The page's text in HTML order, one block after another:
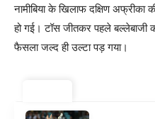
नामीबिया के खिलाफ दक्षिण अफ्रीका
हो गई। टॉस जीतकर पहले
फैसला जल्द ही उल्टा पड़ गया।